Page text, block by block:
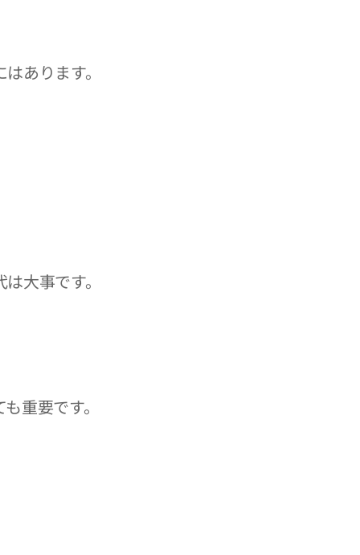
あります。
大事です。
重要です。